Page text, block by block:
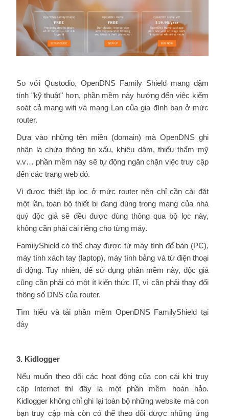
So với Qustodio, OpenDNS Family Shield mang đậm
tính "kỹ thuật" hơn, phần mềm này hướng đến việc kiểm
soát cả mạng wifi và mạng Lan của gia đình bạn ở mức
router.
Dựa vào những tên miền (domain) mà OpenDNS ghi
nhận là chứa thông tin xấu, khiêu dâm, thiếu thẩm mỹ
v.v… phần mềm này sẽ tự động ngăn chặn việc truy cập
đến các trang web đó.
Vì được thiết lập lọc ở mức router nên chỉ cần cài đặt
một lần, toàn bộ thiết bị đang dùng trong mạng của nhà
quý độc giả sẽ đều được dùng thông qua bộ lọc này,
không cần phải cài riêng cho từng máy.
FamilyShield có thể chạy được từ máy tính để bàn (PC),
máy tính xách tay (laptop), máy tính bảng và từ điện thoại
di động. Tuy nhiên, để sử dụng phần mềm này, độc giả
cũng cần phải có một ít kiến thức IT, vì cần phải thay đổi
thông số DNS của router.
Tìm hiểu và tải phần mềm OpenDNS FamilyShield tại
đây
3. Kidlogger
Nếu muốn theo dõi các hoạt động của con cái khi truy
cập Internet thì đây là một phần mềm hoàn hảo.
Kidlogger không chỉ ghi lại toàn bộ những website mà con
bạn truy cập mà còn có thể theo dõi được những ứng